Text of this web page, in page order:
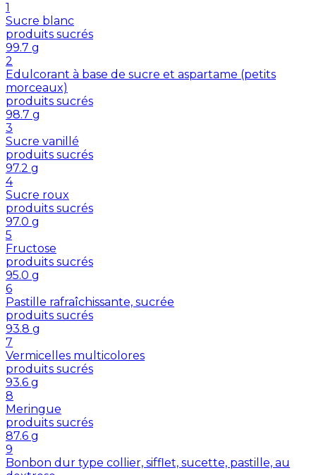
1
Sucre blanc
produits sucrés
99.7 g
2
Edulcorant à base de sucre et aspartame (petits
morceaux)
produits sucrés
98.7 g
3
Sucre vanillé
produits sucrés
97.2 g
4
Sucre roux
produits sucrés
97.0 g
5
Fructose
produits sucrés
95.0 g
6
Pastille rafraîchissante, sucrée
produits sucrés
93.8 g
7
Vermicelles multicolores
produits sucrés
93.6 g
8
Meringue
produits sucrés
87.6 g
9
Bonbon dur type collier, sifflet, sucette, pastille, au